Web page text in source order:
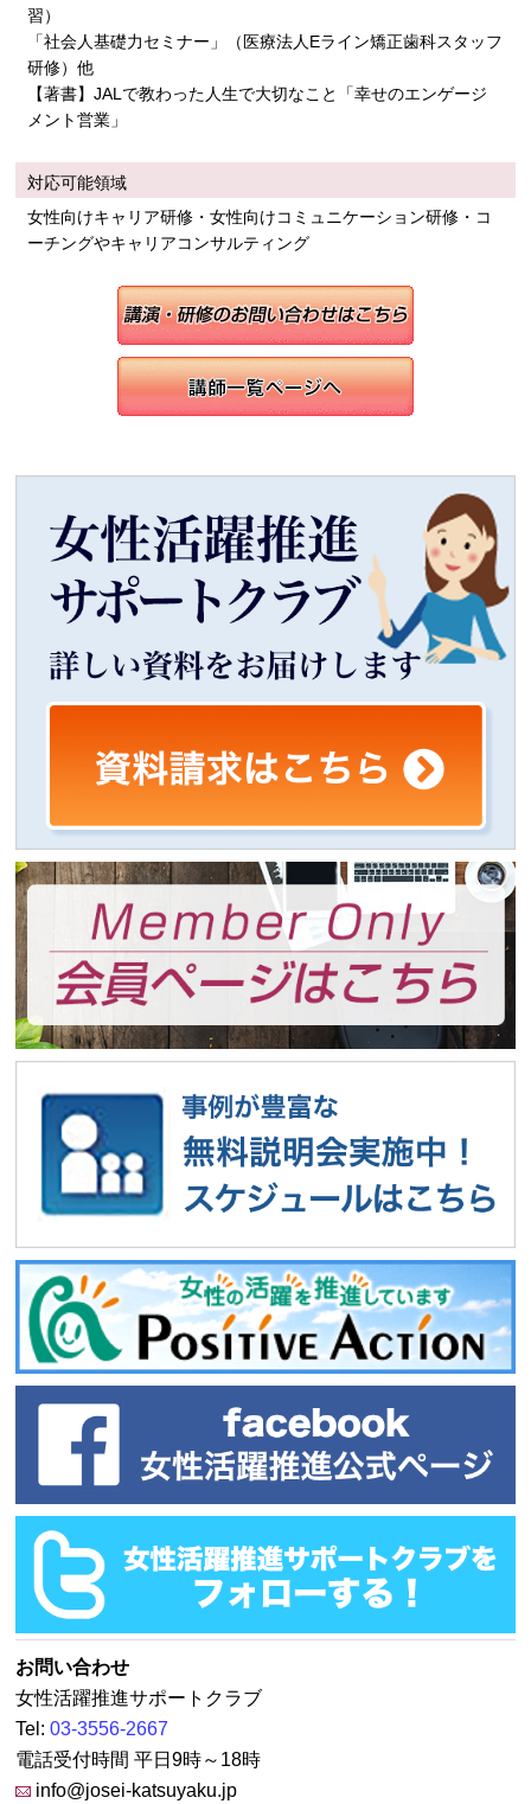
習）
「社会人基礎力セミナー」（医療法人Eライン矯正歯科スタッフ
研修）他
【著書】JALで教わった人生で大切なこと「幸せのエンゲージ
メント営業」
対応可能領域
女性向けキャリア研修・女性向けコミュニケーション研修・コ
ーチングやキャリアコンサルティング
お問い合わせ
女性活躍推進サポートクラブ
Tel:03-3556-2667
電話受付時間 平日9時～18時
info@josei-katsuyaku.jp